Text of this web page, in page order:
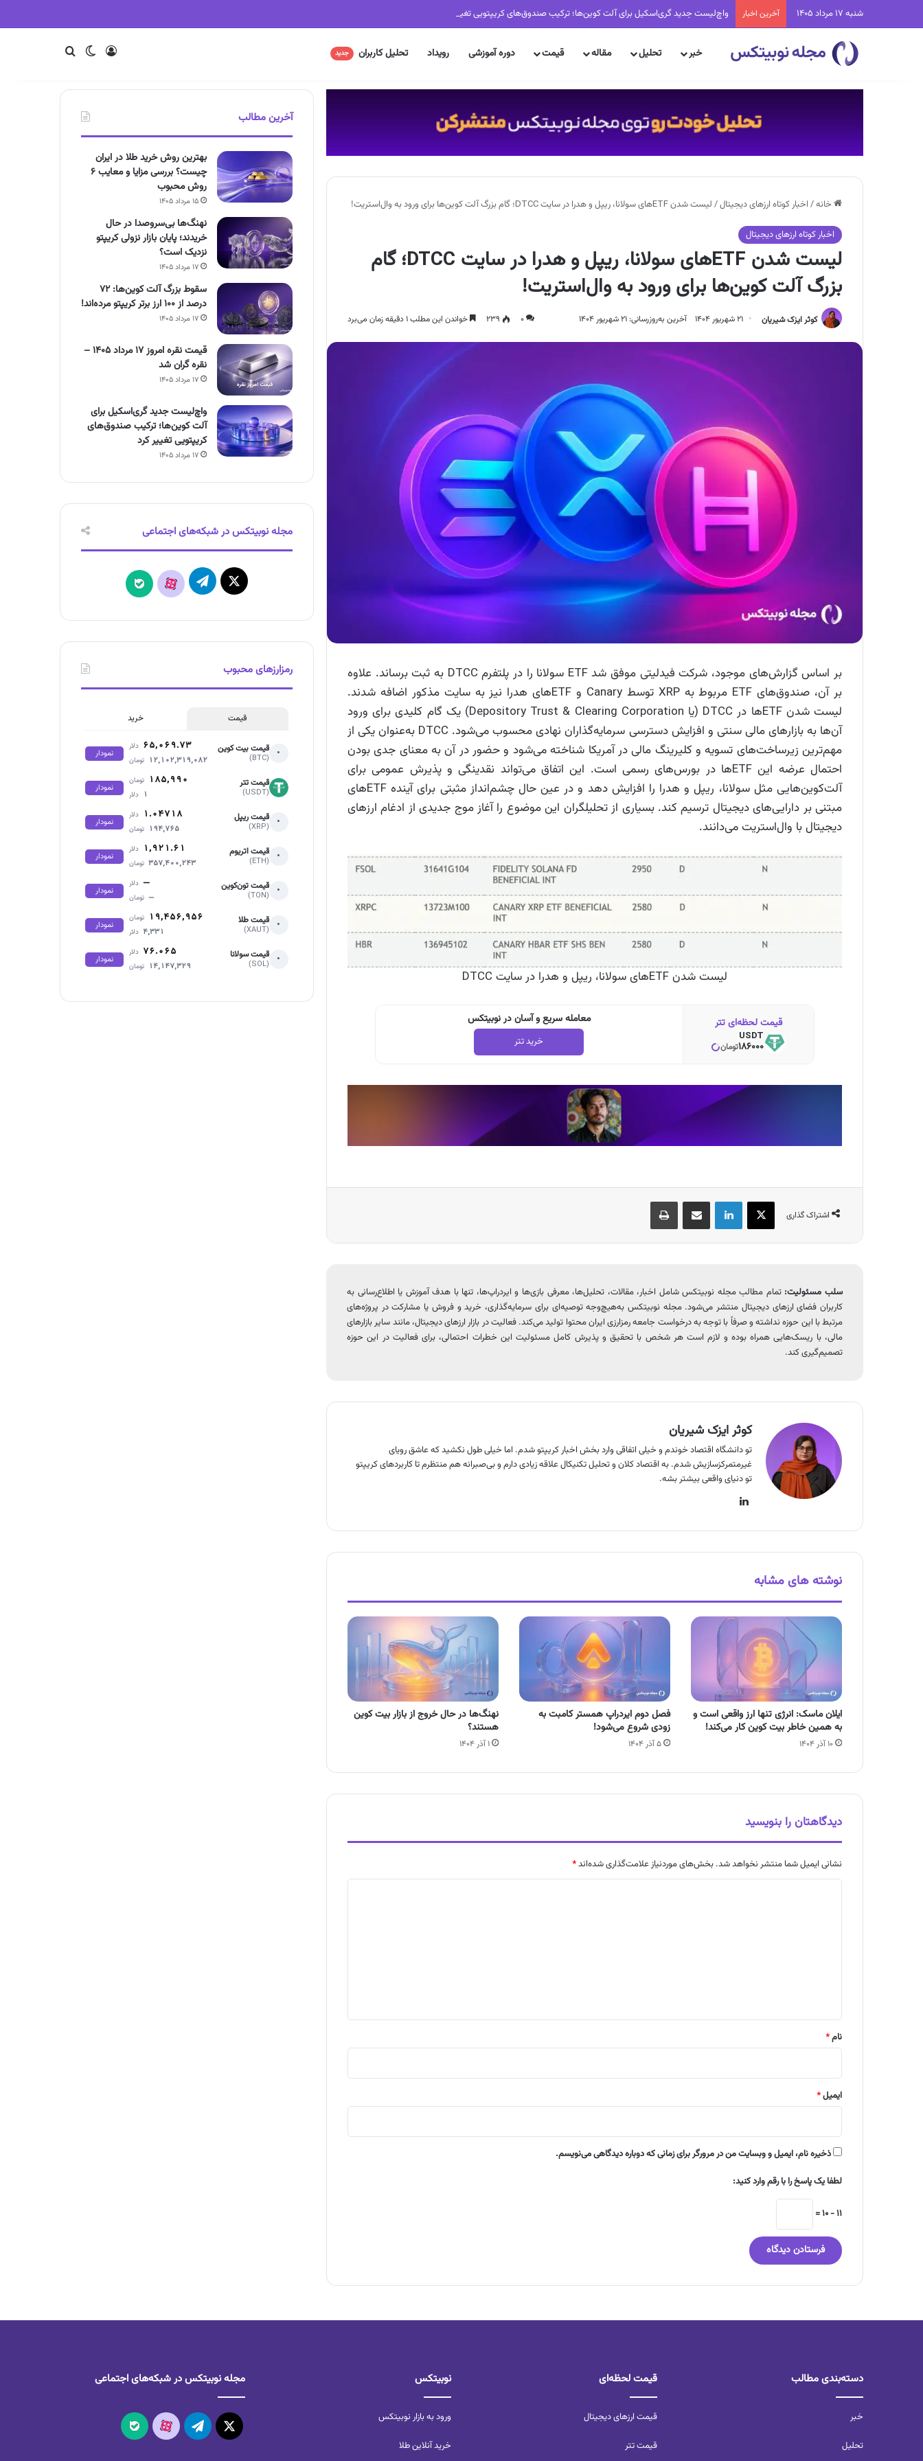
شنبه 17 مرداد 1405 آخرین اخبار واچ‌لیست جدید گری‌اسکیل برای آلت کوین‌ها؛ ترکیب صندوق‌های کریپتویی تغییر کرد
خبر تحلیل مقاله قیمت دوره آموزشی رویداد تحلیل کاربران جدید ورودتغییر پوسته
جستجو
خانه/ اخبار کوتاه ارزهای دیجیتال/ لیست شدن ETFهای سولانا، ریپل و هدرا در سایت DTCC؛ گام بزرگ آلت کوین‌ها برای ورود به وال‌استریت!
اخبار کوتاه ارزهای دیجیتال
لیست شدن ETFهای سولانا، ریپل و هدرا در سایت DTCC؛ گام
بزرگ آلت کوین‌ها برای ورود به وال‌استریت!
کوثر ایزک شیریان ۲۱ شهریور ۱۴۰۴ آخرین به‌روزرسانی: ۲۱ شهریور ۱۴۰۴ ۰ ۲۳۹ خواندن این مطلب ۱ دقیقه زمان می‌برد
بر اساس گزارش‌های موجود، شرکت فیدلیتی موفق شد ETF سولانا را در پلتفرم DTCC به ثبت برساند. علاوه
بر آن، صندوق‌های ETF مربوط به XRP توسط Canary و ETFهای هدرا نیز به سایت مذکور اضافه شدند.
لیست شدن ETFها در DTCC (یا Depository Trust & Clearing Corporation) یک گام کلیدی برای ورود
آن‌ها به بازارهای مالی سنتی و افزایش دسترسی سرمایه‌گذاران نهادی محسوب می‌شود. DTCC به‌عنوان یکی از
مهم‌ترین زیرساخت‌های تسویه و کلیرینگ مالی در آمریکا شناخته می‌شود و حضور در آن به معنای جدی بودن
احتمال عرضه این ETFها در بورس‌های رسمی است. این اتفاق می‌تواند نقدینگی و پذیرش عمومی برای
آلت‌کوین‌هایی مثل سولانا، ریپل و هدرا را افزایش دهد و در عین حال چشم‌انداز مثبتی برای آینده ETFهای
مبتنی بر دارایی‌های دیجیتال ترسیم کند. بسیاری از تحلیلگران این موضوع را آغاز موج جدیدی از ادغام ارزهای
دیجیتال با وال‌استریت می‌دانند.
لیست شدن ETFهای سولانا، ریپل و هدرا در سایت DTCC
معامله سریع و آسان در نوبیتکس
خرید تتر
قیمت لحظه‌ای تتر
USDT
186000تومان
اشتراک گذاری
X لینکدین اشتراک گذاری از طریق ایمیل چاپ
سلب مسئولیت: تمام مطالب مجله نوبیتکس شامل اخبار، مقالات، تحلیل‌ها، معرفی بازی‌ها و ایردراپ‌ها، تنها با هدف آموزش یا اطلاع‌رسانی به
کاربران فضای ارزهای دیجیتال منتشر می‌شود. مجله نوبیتکس به‌هیچ‌وجه توصیه‌ای برای سرمایه‌گذاری، خرید و فروش یا مشارکت در پروژه‌های
مرتبط با این حوزه نداشته و صرفاً با توجه به درخواست جامعه رمزارزی ایران محتوا تولید می‌کند. فعالیت در بازار ارزهای دیجیتال، مانند سایر بازارهای
مالی، با ریسک‌هایی همراه بوده و لازم است هر شخص با تحقیق و پذیرش کامل مسئولیت این خطرات احتمالی، برای فعالیت در این حوزه
تصمیم‌گیری کند.
کوثر ایزک شیریان
تو دانشگاه اقتصاد خوندم و خیلی اتفاقی وارد بخش اخبار کریپتو شدم. اما خیلی طول نکشید که عاشق رویای
غیرمتمرکزسازیش شدم. به اقتصاد کلان و تحلیل تکنیکال علاقه زیادی دارم و بی‌صبرانه هم منتظرم تا کاربردهای کریپتو
تو دنیای واقعی بیشتر بشه.
نوشته های مشابه
ایلان ماسک: انرژی تنها ارز واقعی است و
به همین خاطر بیت کوین کار می‌کند!
۱۰ آذر ۱۴۰۴
فصل دوم ایردراپ همستر کامبت به
زودی شروع می‌شود!
۵ آذر ۱۴۰۴
نهنگ‌ها در حال خروج از بازار بیت کوین
هستند؟
۱ آذر ۱۴۰۴
دیدگاهتان را بنویسید
نشانی ایمیل شما منتشر نخواهد شد. بخش‌های موردنیاز علامت‌گذاری شده‌اند*
نام*
ایمیل*
ذخیره نام، ایمیل و وبسایت من در مرورگر برای زمانی که دوباره دیدگاهی می‌نویسم.
لطفا یک پاسخ را با رقم وارد کنید:
11 − 10 =
آخرین مطالب
بهترین روش خرید طلا در ایران
چیست؟ بررسی مزایا و معایب ۶
روش محبوب
۱۵ مرداد ۱۴۰۵
نهنگ‌ها بی‌سروصدا در حال
خریدند؛ پایان بازار نزولی کریپتو
نزدیک است؟
۱۷ مرداد ۱۴۰۵
سقوط بزرگ آلت کوین‌ها: ۷۲
درصد از ۱۰۰ ارز برتر کریپتو مرده‌اند!
۱۷ مرداد ۱۴۰۵
قیمت نقره امروز ۱۷ مرداد ۱۴۰۵ –
نقره گران شد
۱۷ مرداد ۱۴۰۵
واچ‌لیست جدید گری‌اسکیل برای
آلت کوین‌ها؛ ترکیب صندوق‌های
کریپتویی تغییر کرد
۱۷ مرداد ۱۴۰۵
مجله نوبیتکس در شبکه‌های اجتماعی
X تلگرام آپارات بله
رمزارزهای محبوب
قیمت خرید
• قیمت بیت کوین
(BTC)
۶۵,۰۶۹.۷۳ دلار
۱۲,۱۰۲,۳۱۹,۰۸۲ تومان
نمودار
قیمت تتر
(USDT)
۱۸۵,۹۹۰ تومان
۱ دلار
نمودار
• قیمت ریپل
(XRP)
۱.۰۴۷۱۸ دلار
۱۹۴,۷۶۵ تومان
نمودار
• قیمت اتریوم
(ETH)
۱,۹۲۱.۶۱ دلار
۳۵۷,۴۰۰,۲۴۳ تومان
نمودار
• قیمت تون‌کوین
(TON)
— دلار
— تومان
نمودار
• قیمت طلا
(XAUT)
۱۹,۴۵۶,۹۵۶ تومان
۴,۳۳۱ دلار
نمودار
• قیمت سولانا
(SOL)
۷۶.۰۶۵ دلار
۱۴,۱۴۷,۳۲۹ تومان
نمودار
دسته‌بندی مطالب
خبر
تحلیل‌
قیمت لحظه‌ای
قیمت ارزهای دیجیتال
قیمت تتر
نوبیتکس
ورود به بازار نوبیتکس
خرید آنلاین طلا
مجله نوبیتکس در شبکه‌های اجتماعی
X تلگرام آپارات بله